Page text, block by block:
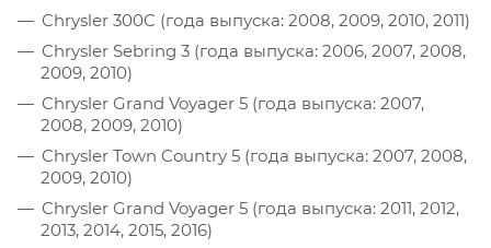
Chrysler 300C (года выпуска: 2008, 2009, 2010, 2011)
Chrysler Sebring 3 (года выпуска: 2006, 2007, 2008,
2009, 2010)
Chrysler Grand Voyager 5 (года выпуска: 2007,
2008, 2009, 2010)
Chrysler Town Country 5 (года выпуска: 2007, 2008,
2009, 2010)
Chrysler Grand Voyager 5 (года выпуска: 2011, 2012,
2013, 2014, 2015, 2016)